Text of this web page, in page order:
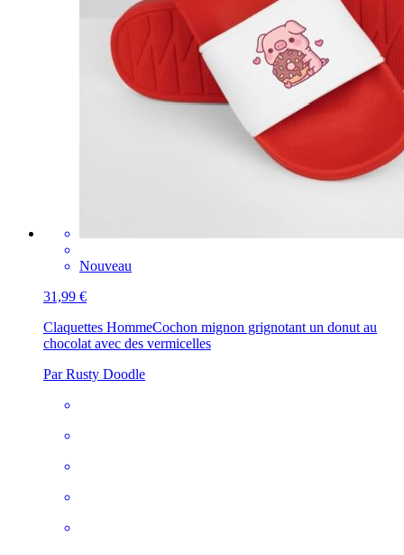
Nouveau
31,99 €
Claquettes HommeCochon mignon grignotant un donut au
chocolat avec des vermicelles
Par Rusty Doodle